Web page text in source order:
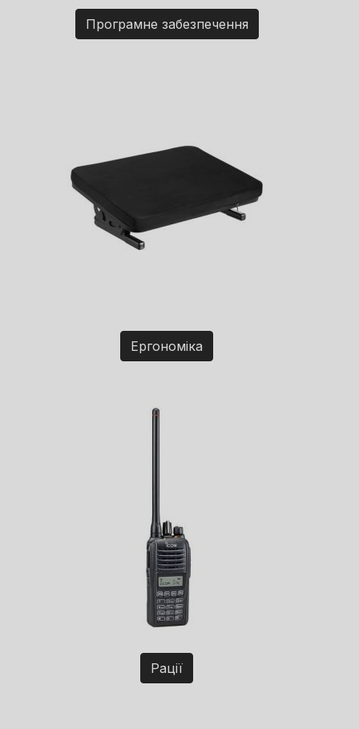
Програмне забезпечення
Ергономіка
Рації